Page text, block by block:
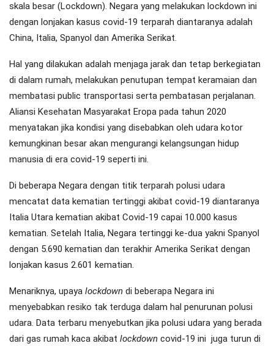
skala besar (Lockdown). Negara yang melakukan lockdown ini
dengan lonjakan kasus covid-19 terparah diantaranya adalah
China, Italia, Spanyol dan Amerika Serikat.
Hal yang dilakukan adalah menjaga jarak dan tetap berkegiatan
di dalam rumah, melakukan penutupan tempat keramaian dan
membatasi public transportasi serta pembatasan perjalanan.
Aliansi Kesehatan Masyarakat Eropa pada tahun 2020
menyatakan jika kondisi yang disebabkan oleh udara kotor
kemungkinan besar akan mengurangi kelangsungan hidup
manusia di era covid-19 seperti ini.
Di beberapa Negara dengan titik terparah polusi udara
mencatat data kematian tertinggi akibat covid-19 diantaranya
Italia Utara kematian akibat Covid-19 capai 10.000 kasus
kematian. Setelah Italia, Negara tertinggi ke-dua yakni Spanyol
dengan 5.690 kematian dan terakhir Amerika Serikat dengan
lonjakan kasus 2.601 kematian.
Menariknya, upaya lockdown di beberapa Negara ini
menyebabkan resiko tak terduga dalam hal penurunan polusi
udara. Data terbaru menyebutkan jika polusi udara yang berada
dari gas rumah kaca akibat lockdown covid-19 ini juga turun di